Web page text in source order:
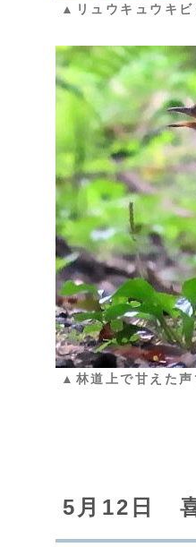
▲リュウキュウキ
▲林道上で甘えた
5月12日